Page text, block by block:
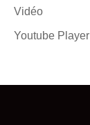
Vidéo
Youtube Player